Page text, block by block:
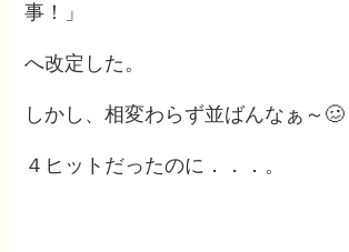
事！」
へ改定した。
しかし、相変わらず並ばんなぁ～🥴
４ヒットだったのに．．．。